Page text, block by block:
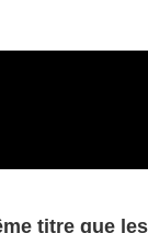
titre que